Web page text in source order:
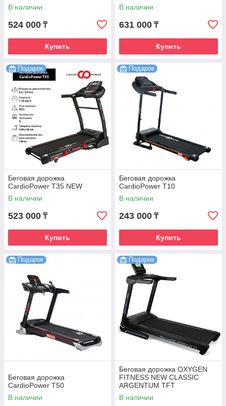
В наличии
524 000 ₸
Купить
В наличии
631 000 ₸
Купить
Подарок
Беговая дорожка
CardioPower T35 NEW
В наличии
523 000 ₸
Купить
Подарок
Беговая дорожка
CardioPower T10
В наличии
243 000 ₸
Купить
Подарок
Беговая дорожка
CardioPower T50
В наличии
Подарок
Беговая дорожка OXYGEN
FITNESS NEW CLASSIC
ARGENTUM TFT
В наличии